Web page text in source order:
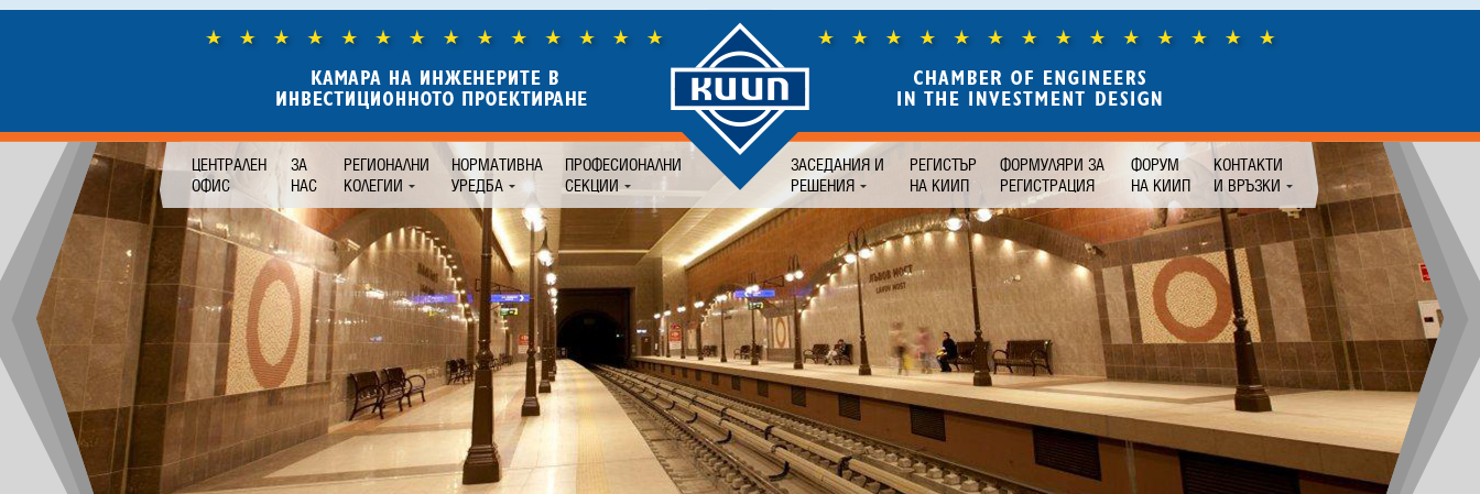
ЦЕНТРАЛЕН
ОФИС
ЗА
НАС
РЕГИОНАЛНИ
КОЛЕГИИ
НОРМАТИВНА
УРЕДБА
ПРОФЕСИОНАЛНИ
СЕКЦИИ
ЗАСЕДАНИЯ И
РЕШЕНИЯ
РЕГИСТЪР
НА КИИП
ФОРМУЛЯРИ ЗА
РЕГИСТРАЦИЯ
ФОРУМ
НА КИИП
КОНТАКТИ
И ВРЪЗКИ